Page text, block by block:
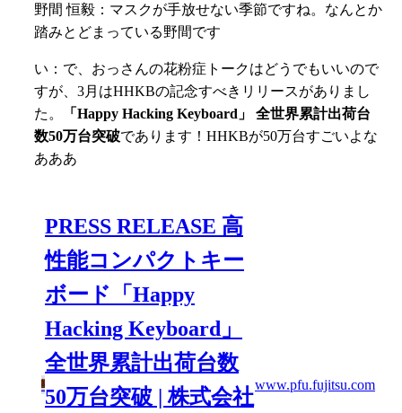
野間 恒毅：マスクが手放せない季節ですね。なんとか
踏みとどまっている野間です
い： で、おっさんの花粉症トークはどうでもいいので
すが、 3月はHHKBの記念すべきリリースがありまし
た。
「Happy Hacking Keyboard」 全世界累計出荷台
数50万台突破であります！HHKBが50万台すごいよな
あああ
PRESS RELEASE 高
性能コンパクトキー
ボード「Happy
Hacking Keyboard」
全世界累計出荷台数
50万台突破 | 株式会社
www.pfu.fujitsu.com